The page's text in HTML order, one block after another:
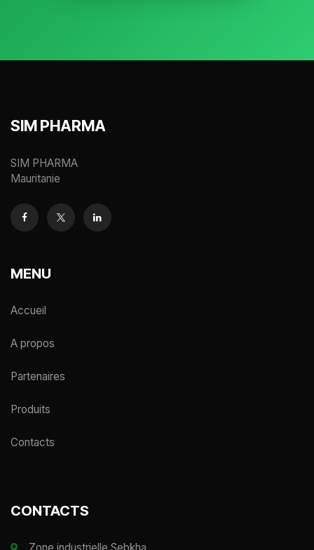
SIM PHARMA
SIM PHARMA
Mauritanie
MENU
Accueil
A propos
Partenaires
Produits
Contacts
CONTACTS